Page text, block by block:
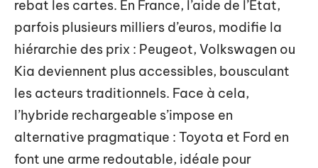
rebat les cartes. En France, l’aide de l’État,
parfois plusieurs milliers d’euros, modifie la
hiérarchie des prix : Peugeot, Volkswagen ou
Kia deviennent plus accessibles, bousculant
les acteurs traditionnels. Face à cela,
l’hybride rechargeable s’impose en
alternative pragmatique : Toyota et Ford en
font une arme redoutable, idéale pour